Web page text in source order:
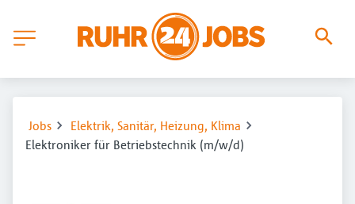
Jobs
Elektrik, Sanitär, Heizung, Klima
Elektroniker für Betriebstechnik (m/w/d)